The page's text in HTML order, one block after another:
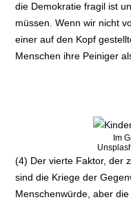
die Demokratie fragil ist
müssen. Wenn wir nicht
einer auf den Kopf
Menschen ihre Peiniger
Im
(4) Der vierte Faktor, der
sind die Kriege der
Menschenwürde, aber